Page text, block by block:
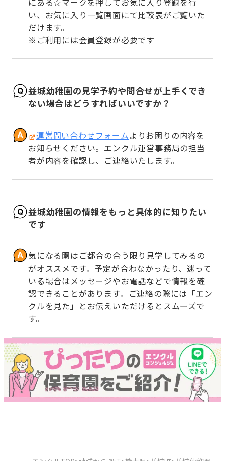
い、お気に入り一覧画面にて比較表がご覧いた
だけます。
※ご利用には会員登録が必要です
益城幼稚園の見学予約や問合せが上手くでき
ない場合はどうすればいいですか？
運営問い合わせフォームよりお困りの内容を
お知らせください。エンクル運営事務局の担当
者が内容を確認し、ご連絡いたします。
益城幼稚園の情報をもっと具体的に知りたい
です
気になる園はご都合の合う限り見学してみるの
がオススメです。予定が合わなかったり、迷って
いる場合はメッセージやお電話などで情報を確
認できることがあります。ご連絡の際には「エン
クルを見た」とお伝えいただけるとスムーズで
す。